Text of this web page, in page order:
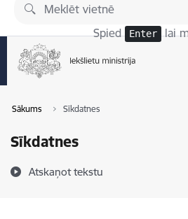
Pāriet uz lapas saturu
Spied Enter lai
Sākums Sīkdatnes
Sīkdatnes
Atskaņot tekstu